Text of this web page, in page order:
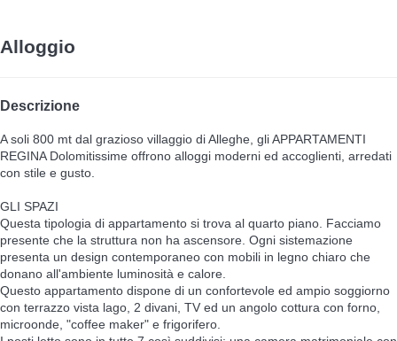
Alloggio
Descrizione
A soli 800 mt dal grazioso villaggio di Alleghe, gli APPARTAMENTI
REGINA Dolomitissime offrono alloggi moderni ed accoglienti, arredati
con stile e gusto.
GLI SPAZI
Questa tipologia di appartamento si trova al quarto piano. Facciamo
presente che la struttura non ha ascensore. Ogni sistemazione
presenta un design contemporaneo con mobili in legno chiaro che
donano all'ambiente luminosità e calore.
Questo appartamento dispone di un confortevole ed ampio soggiorno
con terrazzo vista lago, 2 divani, TV ed un angolo cottura con forno,
microonde, "coffee maker" e frigorifero.